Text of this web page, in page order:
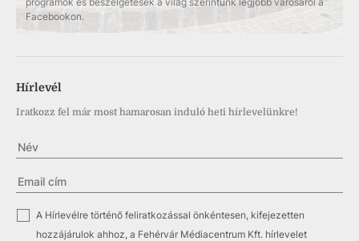
Facebookon.
Hírlevél
Iratkozz fel már most hamarosan induló heti hírlevelünkre!
A Hírlevélre történő feliratkozással önkéntesen, kifejezetten
hozzájárulok ahhoz, a Fehérvár Médiacentrum Kft. hírlevelet